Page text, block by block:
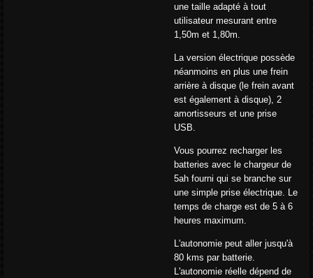
une taille adapté à tout
utilisateur mesurant entre
1,50m et 1,80m.
La version électrique possède
néanmoins en plus une frein
arrière à disque (le frein avant
est également à disque), 2
amortisseurs et une prise
USB.
Vous pourrez recharger les
batteries avec le chargeur de
5ah fourni qui se branche sur
une simple prise électrique. Le
temps de charge est de 5 à 6
heures maximum.
L'autonomie peut aller jusqu'à
80 kms par batterie.
L'autonomie réelle dépend de